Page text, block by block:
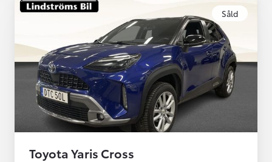
Såld
Toyota Yaris Cross